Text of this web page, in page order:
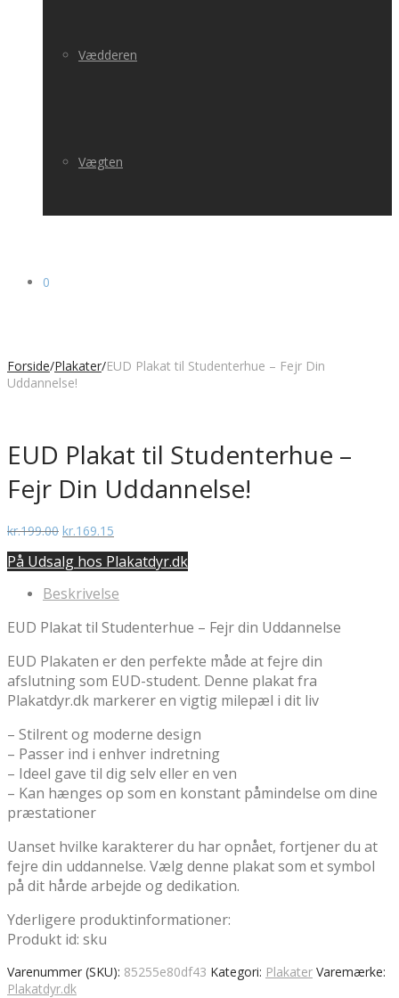
Vædderen
Vægten
0
Forside/Plakater/EUD Plakat til Studenterhue – Fejr Din
Uddannelse!
EUD Plakat til Studenterhue –
Fejr Din Uddannelse!
kr.199.00 Den
pris
kr.199.00.
kr.169.15
pris
kr.169.15.
På Udsalg hos Plakatdyr.dk
Beskrivelse
EUD Plakat til Studenterhue – Fejr din Uddannelse
EUD Plakaten er den perfekte måde at fejre din
afslutning som EUD-student. Denne plakat fra
Plakatdyr.dk markerer en vigtig milepæl i dit liv
– Stilrent og moderne design
– Passer ind i enhver indretning
– Ideel gave til dig selv eller en ven
– Kan hænges op som en konstant påmindelse om dine
præstationer
Uanset hvilke karakterer du har opnået, fortjener du at
fejre din uddannelse. Vælg denne plakat som et symbol
på dit hårde arbejde og dedikation.
Yderligere produktinformationer:
Produkt id: sku
Varenummer (SKU): 85255e80df43 Kategori: Plakater Varemærke:
Plakatdyr.dk